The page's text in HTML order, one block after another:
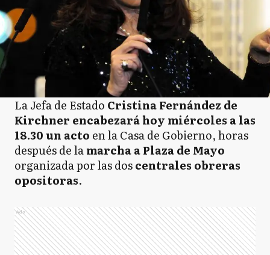
La Jefa de Estado Cristina Fernández de
Kirchner encabezará hoy miércoles a las
18.30 un acto en la Casa de Gobierno, horas
después de lamarcha a Plaza de Mayo
organizada por las doscentrales obreras
opositoras.
Ads